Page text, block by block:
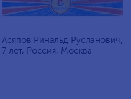
Асяпов Ринальд Русланович,
7 лет, Россия, Москва